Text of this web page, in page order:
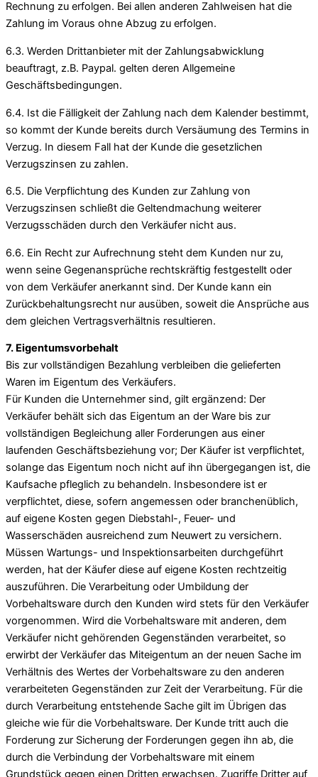
Rechnung zu erfolgen. Bei allen anderen Zahlweisen hat die
Zahlung im Voraus ohne Abzug zu erfolgen.
6.3. Werden Drittanbieter mit der Zahlungsabwicklung
beauftragt, z.B. Paypal. gelten deren Allgemeine
Geschäftsbedingungen.
6.4. Ist die Fälligkeit der Zahlung nach dem Kalender bestimmt,
so kommt der Kunde bereits durch Versäumung des Termins in
Verzug. In diesem Fall hat der Kunde die gesetzlichen
Verzugszinsen zu zahlen.
6.5. Die Verpflichtung des Kunden zur Zahlung von
Verzugszinsen schließt die Geltendmachung weiterer
Verzugsschäden durch den Verkäufer nicht aus.
6.6. Ein Recht zur Aufrechnung steht dem Kunden nur zu,
wenn seine Gegenansprüche rechtskräftig festgestellt oder
von dem Verkäufer anerkannt sind. Der Kunde kann ein
Zurückbehaltungsrecht nur ausüben, soweit die Ansprüche aus
dem gleichen Vertragsverhältnis resultieren.
7. Eigentumsvorbehalt
Bis zur vollständigen Bezahlung verbleiben die gelieferten
Waren im Eigentum des Verkäufers.
Für Kunden die Unternehmer sind, gilt ergänzend: Der
Verkäufer behält sich das Eigentum an der Ware bis zur
vollständigen Begleichung aller Forderungen aus einer
laufenden Geschäftsbeziehung vor; Der Käufer ist verpflichtet,
solange das Eigentum noch nicht auf ihn übergegangen ist, die
Kaufsache pfleglich zu behandeln. Insbesondere ist er
verpflichtet, diese, sofern angemessen oder branchenüblich,
auf eigene Kosten gegen Diebstahl-, Feuer- und
Wasserschäden ausreichend zum Neuwert zu versichern.
Müssen Wartungs- und Inspektionsarbeiten durchgeführt
werden, hat der Käufer diese auf eigene Kosten rechtzeitig
auszuführen. Die Verarbeitung oder Umbildung der
Vorbehaltsware durch den Kunden wird stets für den Verkäufer
vorgenommen. Wird die Vorbehaltsware mit anderen, dem
Verkäufer nicht gehörenden Gegenständen verarbeitet, so
erwirbt der Verkäufer das Miteigentum an der neuen Sache im
Verhältnis des Wertes der Vorbehaltsware zu den anderen
verarbeiteten Gegenständen zur Zeit der Verarbeitung. Für die
durch Verarbeitung entstehende Sache gilt im Übrigen das
gleiche wie für die Vorbehaltsware. Der Kunde tritt auch die
Forderung zur Sicherung der Forderungen gegen ihn ab, die
durch die Verbindung der Vorbehaltsware mit einem
Grundstück gegen einen Dritten erwachsen. Zugriffe Dritter auf